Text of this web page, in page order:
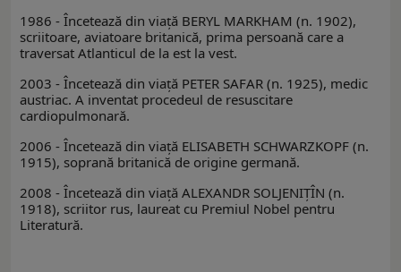
1986 - Încetează din viaţă BERYL MARKHAM (n. 1902),
scriitoare, aviatoare britanică, prima persoană care a
traversat Atlanticul de la est la vest.
2003 - Încetează din viaţă PETER SAFAR (n. 1925), medic
austriac. A inventat procedeul de resuscitare
cardiopulmonară.
2006 - Încetează din viaţă ELISABETH SCHWARZKOPF (n.
1915), soprană britanică de origine germană.
2008 - Încetează din viaţă ALEXANDR SOLJENIŢÎN (n.
1918), scriitor rus, laureat cu Premiul Nobel pentru
Literatură.